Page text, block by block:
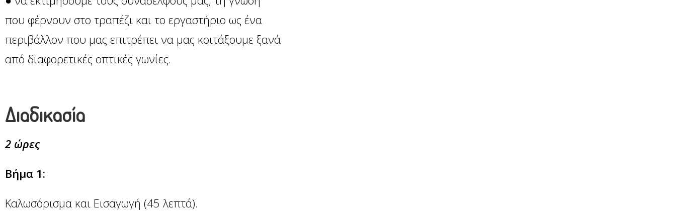
που φέρνουν στο τραπέζι και το εργαστήριο ως ένα
περιβάλλον που μας επιτρέπει να μας κοιτάξουμε ξανά
από διαφορετικές οπτικές γωνίες.
Διαδικασία
2 ώρες
Βήμα 1:
Καλωσόρισμα και Εισαγωγή (45 λεπτά).